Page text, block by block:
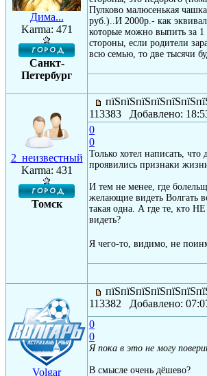
Дима...
Karma: 471
Санкт-
Петербург
Пулково малюсенькая
руб.)..И 2000р.- как
которые можно выпить за 1
стороны, если родители
всю семью, то две тысячи
2_неизвестный
Karma: 431
Томск
113383 Добавлено:
0
0
Только хотел написать, что
проявились признаки
И тем не менее, где
желающие видеть Волгать
такая одна. А где те, кто
видеть?
Я чего-то, видимо, не
Volgar
113382 Добавлено:
0
0
Я пока в это не могу
В смысле очень дёшево?